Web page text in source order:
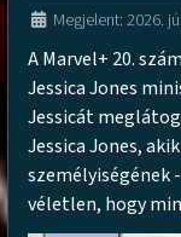
Megjelent: 2026.
A Marvel+ 20.
Jessica Jones
Jessicát
Jessica Jones,
személyiségének
véletlen, hogy